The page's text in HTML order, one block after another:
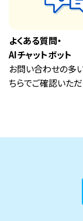
詰ま
いしま
エアコンの機能
しょう。「内部
てカビの発生を
内部クリー
よくある質問・
AIチャットボット
お問い合わせの多
ちらでご確認いただ